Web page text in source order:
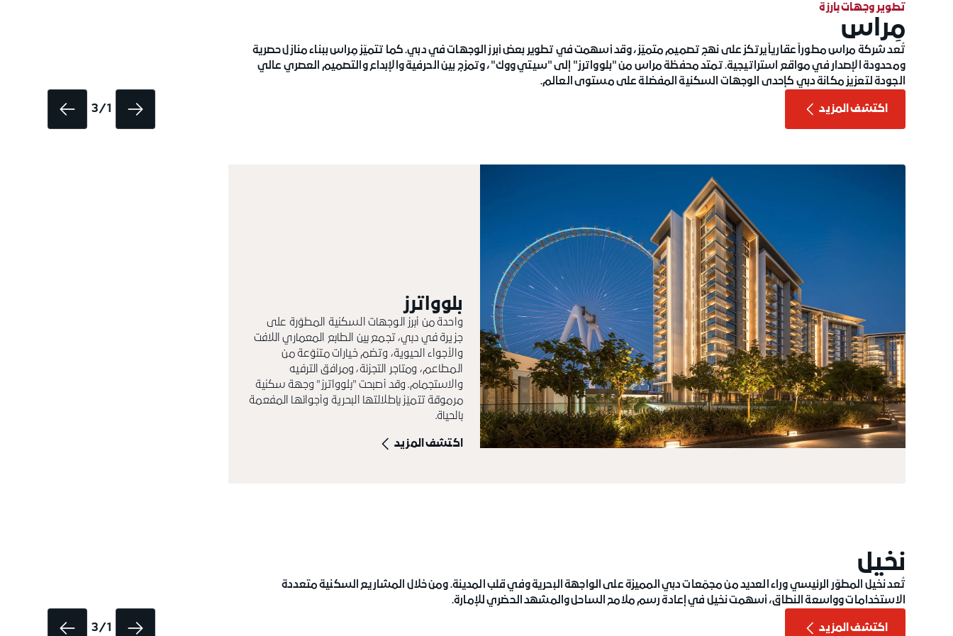
تطوير وجهات بارزة
مِراس
تُعد شركة مراس مطوراً عقارياً يرتكز على نهج تصميم متميّز، وقد أسهمت في تطوير بعض أبرز الوجهات في دبي. كما تتميّز مِراس ببناء منازل حصرية
ومحدودة الإصدار في مواقع استراتيجية. تمتد محفظة مراس من "بلوواترز" إلى "سيتي ووك"، وتمزج بين الحرفية والإبداع والتصميم العصري عالي
الجودة لتعزيز مكانة دبي كإحدى الوجهات السكنية المفضلة على مستوى العالم.
اكتشف المزيد
1 / 3
بلوواترز
واحدة من أبرز الوجهات السكنية المطوّرة على
جزيرة في دبي، تجمع بين الطابع المعماري اللافت
والأجواء الحيوية، وتضم خيارات متنوّعة من
المطاعم، ومتاجر التجزئة، ومرافق الترفيه
والاستجمام. وقد أصبحت "بلوواترز" وجهة سكنية
مرموقة تتميّز بإطلالتها البحرية وأجوائها المفعمة
بالحياة.
اكتشف المزيد
نخيل
تُعد نخيل المطوّر الرئيسي وراء العديد من مجمّعات دبي المميزة على الواجهة البحرية وفي قلب المدينة. ومن خلال المشاريع السكنية متعددة
الاستخدامات وواسعة النطاق، أسهمت نخيل في إعادة رسم ملامح الساحل والمشهد الحضري للإمارة.
اكتشف المزيد
1 / 3